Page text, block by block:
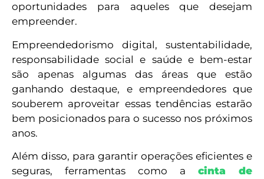
oportunidades para aqueles que desejam
empreender.
Empreendedorismo digital, sustentabilidade,
responsabilidade social e saúde e bem-estar
são apenas algumas das áreas que estão
ganhando destaque, e empreendedores que
souberem aproveitar essas tendências estarão
bem posicionados para o sucesso nos próximos
anos.
Além disso, para garantir operações eficientes e
seguras, ferramentas como a
cinta de